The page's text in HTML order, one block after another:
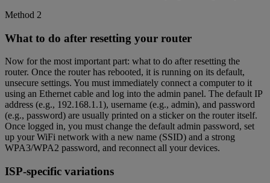
Method 2
What to do after resetting your router
Now for the most important part: what to do after resetting the
router. Once the router has rebooted, it is running on its default,
unsecure settings. You must immediately connect a computer to it
using an Ethernet cable and log into the admin panel. The default IP
address (e.g., 192.168.1.1), username (e.g., admin), and password
(e.g., password) are usually printed on a sticker on the router itself.
Once logged in, you must change the default admin password, set
up your WiFi network with a new name (SSID) and a strong
WPA3/WPA2 password, and reconnect all your devices.
ISP-specific variations